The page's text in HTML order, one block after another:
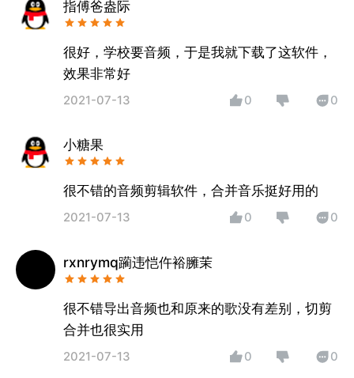
指傅爸盎际
很好，学校要音频，于是我就下载了这软件，
效果非常好
2021-07-13 0 0
小糖果
很不错的音频剪辑软件，合并音乐挺好用的
2021-07-13 0 0
rxnrymq躏违恺仵裕臃茉
很不错导出音频也和原来的歌没有差别，切剪
合并也很实用
2021-07-13 0 0